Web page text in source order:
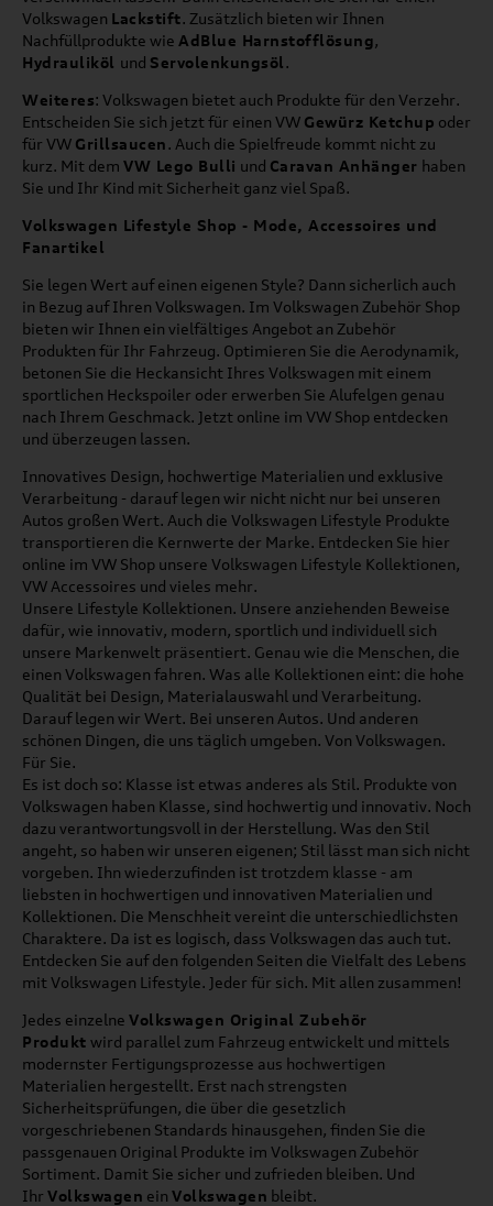
Volkswagen Lackstift. Zusätzlich bieten wir Ihnen
Nachfüllprodukte wie AdBlue Harnstofflösung,
Hydrauliköl und Servolenkungsöl.
Weiteres: Volkswagen bietet auch Produkte für den Verzehr.
Entscheiden Sie sich jetzt für einen VW Gewürz Ketchup oder
für VW Grillsaucen. Auch die Spielfreude kommt nicht zu
kurz. Mit dem VW Lego Bulli und Caravan Anhänger haben
Sie und Ihr Kind mit Sicherheit ganz viel Spaß.
Volkswagen Lifestyle Shop - Mode, Accessoires und
Fanartikel
Sie legen Wert auf einen eigenen Style? Dann sicherlich auch
in Bezug auf Ihren Volkswagen. Im Volkswagen Zubehör Shop
bieten wir Ihnen ein vielfältiges Angebot an Zubehör
Produkten für Ihr Fahrzeug. Optimieren Sie die Aerodynamik,
betonen Sie die Heckansicht Ihres Volkswagen mit einem
sportlichen Heckspoiler oder erwerben Sie Alufelgen genau
nach Ihrem Geschmack. Jetzt online im VW Shop entdecken
und überzeugen lassen.
Innovatives Design, hochwertige Materialien und exklusive
Verarbeitung - darauf legen wir nicht nicht nur bei unseren
Autos großen Wert. Auch die Volkswagen Lifestyle Produkte
transportieren die Kernwerte der Marke. Entdecken Sie hier
online im VW Shop unsere Volkswagen Lifestyle Kollektionen,
VW Accessoires und vieles mehr.
Unsere Lifestyle Kollektionen. Unsere anziehenden Beweise
dafür, wie innovativ, modern, sportlich und individuell sich
unsere Markenwelt präsentiert. Genau wie die Menschen, die
einen Volkswagen fahren. Was alle Kollektionen eint: die hohe
Qualität bei Design, Materialauswahl und Verarbeitung.
Darauf legen wir Wert. Bei unseren Autos. Und anderen
schönen Dingen, die uns täglich umgeben. Von Volkswagen.
Für Sie.
Es ist doch so: Klasse ist etwas anderes als Stil. Produkte von
Volkswagen haben Klasse, sind hochwertig und innovativ. Noch
dazu verantwortungsvoll in der Herstellung. Was den Stil
angeht, so haben wir unseren eigenen; Stil lässt man sich nicht
vorgeben. Ihn wiederzufinden ist trotzdem klasse - am
liebsten in hochwertigen und innovativen Materialien und
Kollektionen. Die Menschheit vereint die unterschiedlichsten
Charaktere. Da ist es logisch, dass Volkswagen das auch tut.
Entdecken Sie auf den folgenden Seiten die Vielfalt des Lebens
mit Volkswagen Lifestyle. Jeder für sich. Mit allen zusammen!
Jedes einzelne Volkswagen Original Zubehör
Produkt wird parallel zum Fahrzeug entwickelt und mittels
modernster Fertigungsprozesse aus hochwertigen
Materialien hergestellt. Erst nach strengsten
Sicherheitsprüfungen, die über die gesetzlich
vorgeschriebenen Standards hinausgehen, finden Sie die
passgenauen Original Produkte im Volkswagen Zubehör
Sortiment. Damit Sie sicher und zufrieden bleiben. Und
Ihr Volkswagen ein Volkswagen bleibt.